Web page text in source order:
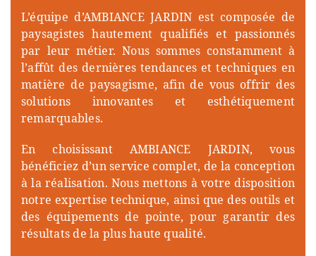
L’équipe d’AMBIANCE JARDIN est composée de
paysagistes hautement qualifiés et passionnés
par leur métier. Nous sommes constamment à
l’affût des dernières tendances et techniques en
matière de paysagisme, afin de vous offrir des
solutions innovantes et esthétiquement
remarquables.
En choisissant AMBIANCE JARDIN, vous
bénéficiez d’un service complet, de la conception
à la réalisation. Nous mettons à votre disposition
notre expertise technique, ainsi que des outils et
des équipements de pointe, pour garantir des
résultats de la plus haute qualité.